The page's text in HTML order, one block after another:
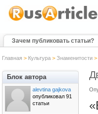
Зачем публиковать статьи?
Главная > Культура> Знаменитости>
Блок автора
alevtina gajkova
опубликовал 91
статьи